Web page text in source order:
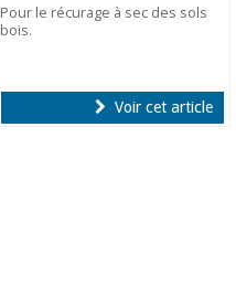
Pour le récurage à sec des sols
bois.
Voir cet article